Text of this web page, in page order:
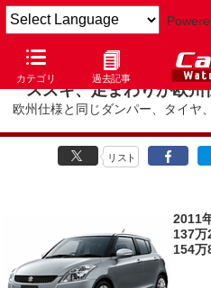
カテゴリ 過去記事
スズキ、足まわりが欧
欧州仕様と同じダンパー、タイヤ
リスト
2011
137万
154万